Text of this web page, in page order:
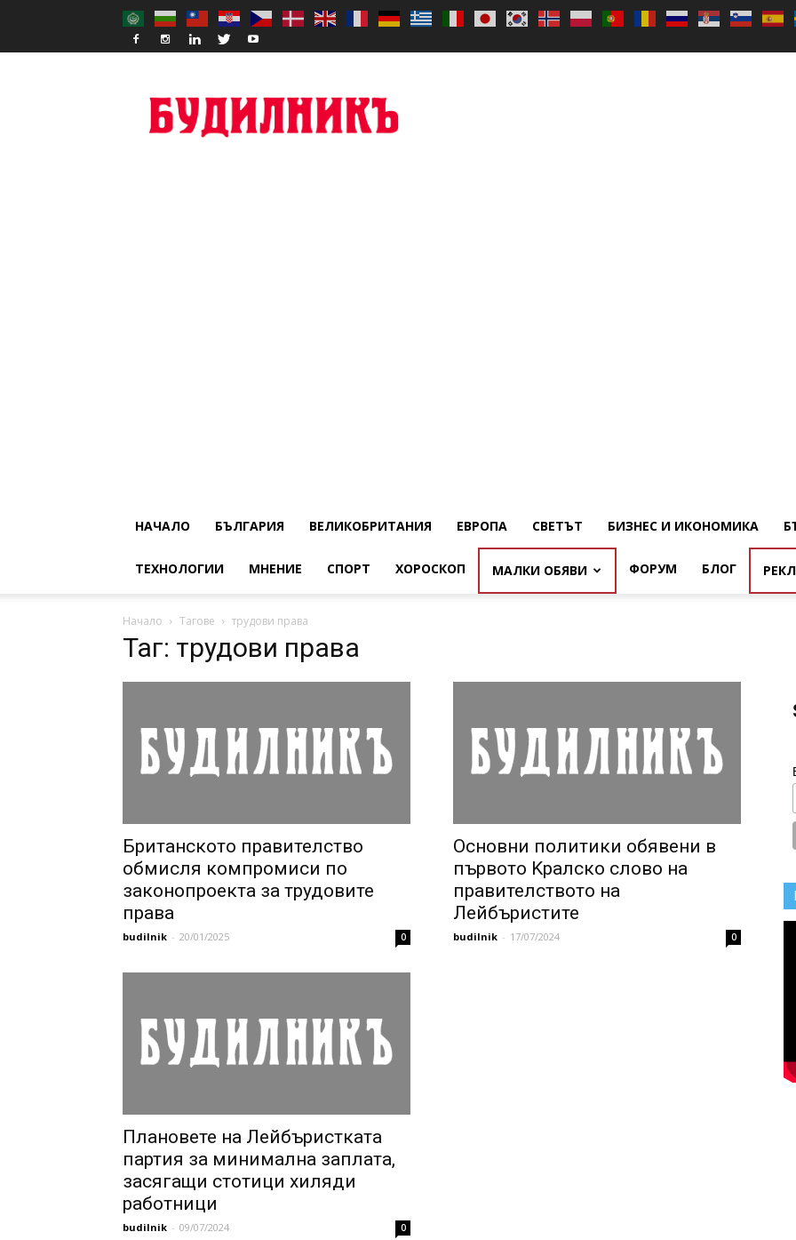
НАЧАЛО БЪЛГАРИЯ ВЕЛИКОБРИТАНИЯ ЕВРОПА СВЕТЪТ БИЗНЕС И ИКОНОМИКА
ТЕХНОЛОГИИ МНЕНИЕ СПОРТ ХОРОСКОП МАЛКИ ОБЯВИ ФОРУМ БЛОГ
Начало Тагове трудови права
Таг: трудови права
Британското правителство
обмисля компромиси по
законопроекта за трудовите
права
budilnik - 20/01/2025 0
Основни политики обявени в
първото Kралско слово на
правителството на
Лейбъристите
budilnik - 17/07/2024 0
Плановете на Лейбъристката
партия за минимална заплата,
засягащи стотици хиляди
работници
budilnik - 09/07/2024 0